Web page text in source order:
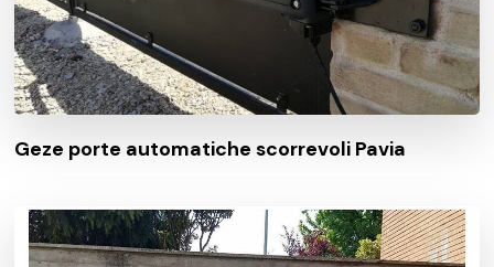
Geze porte automatiche scorrevoli Pavia